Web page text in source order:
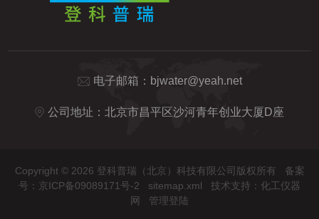
心优势在于其能够提供高精度的硅含量检测
电子邮箱： bjwater@yeah.net
公司地址：北京市昌平区沙河青年创业大厦D座
Copyright © 2026 登科普瑞（北京）科技有限公司版权所有 备案
号：京ICP备09089171号-2
sitemap.xml 技术支持： 化工仪器
网
管理登陆